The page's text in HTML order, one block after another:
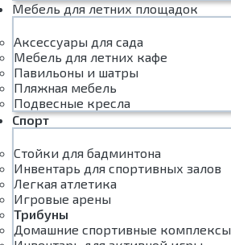
Мебель для летних площадок
Аксессуары для сада
Мебель для летних кафе
Павильоны и шатры
Пляжная мебель
Подвесные кресла
Спорт
Стойки для бадминтона
Инвентарь для спортивных залов
Легкая атлетика
Игровые арены
Трибуны
Домашние спортивные комплексы